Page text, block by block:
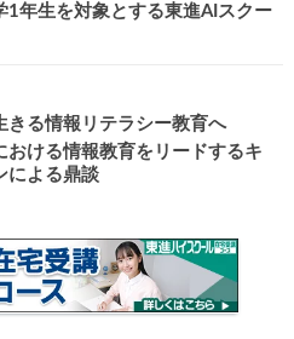
高3生・高2生・高1生対
東進の実力講師陣